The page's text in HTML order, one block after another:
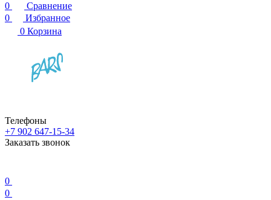
0
Сравнение
0
Избранное
0 Корзина
Телефоны
+7 902 647-15-34
Заказать звонок
0
0